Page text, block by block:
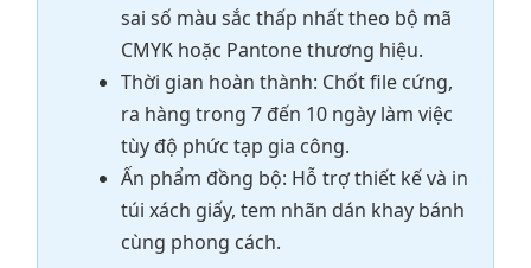
sai số màu sắc thấp nhất theo bộ mã
CMYK hoặc Pantone thương hiệu.
Thời gian hoàn thành: Chốt file cứng,
ra hàng trong 7 đến 10 ngày làm việc
tùy độ phức tạp gia công.
Ấn phẩm đồng bộ: Hỗ trợ thiết kế và in
túi xách giấy, tem nhãn dán khay bánh
cùng phong cách.